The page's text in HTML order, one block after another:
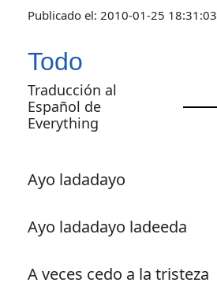
Publicado el: 2010-01-25 18:31:03
Todo
Traducción al
Español de
Everything
Ayo ladadayo
Ayo ladadayo ladeeda
A veces cedo a la tristeza